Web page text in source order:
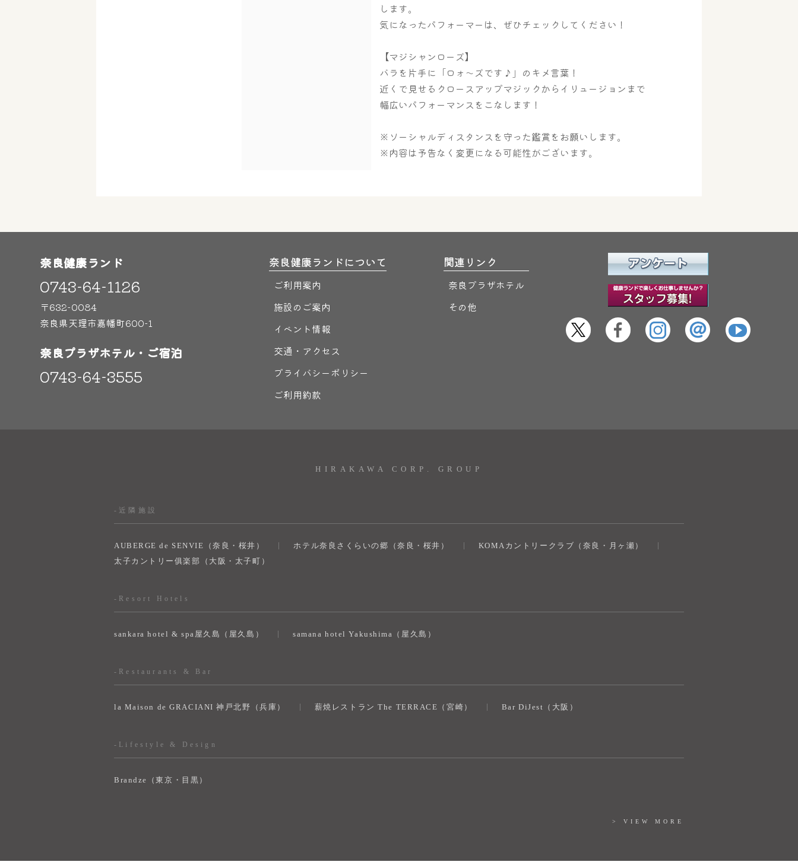
します。
気になったパフォーマーは、ぜひチェックしてください！
【マジシャンローズ】
バラを片手に「ロォ～ズです♪」のキメ言葉！
近くで見せるクロースアップマジックからイリュージョンまで
幅広いパフォーマンスをこなします！
※ソーシャルディスタンスを守った鑑賞をお願いします。
※内容は予告なく変更になる可能性がございます。
奈良健康ランド
0743-64-1126
〒632-0084
奈良県天理市嘉幡町600-1
奈良プラザホテル・ご宿泊
0743-64-3555
奈良健康ランドについて
ご利用案内
施設のご案内
イベント情報
交通・アクセス
プライバシーポリシー
ご利用約款
関連リンク
奈良プラザホテル
その他
HIRAKAWA CORP. GROUP
-近隣施設
AUBERGE de SENVIE（奈良・桜井） ホテル奈良さくらいの郷（奈良・桜井）
KOMAカントリークラブ（奈良・月ヶ瀬）
太子カントリー俱楽部（大阪・太子町）
-Resort Hotels
sankara hotel & spa屋久島（屋久島） samana hotel Yakushima（屋久島）
-Restaurants & Bar
la Maison de GRACIANI 神戸北野（兵庫） 薪焼レストラン The TERRACE（宮崎） Bar DiJest（大阪）
-Lifestyle & Design
Brandze（東京・目黒）
> VIEW MORE